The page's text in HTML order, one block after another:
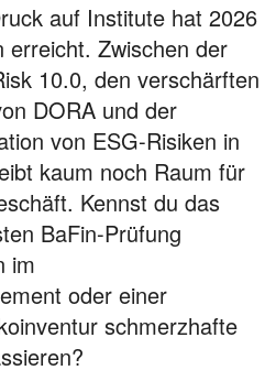
auf Institute hat 2026
erreicht. Zwischen der
10.0, den verschärften
DORA und der
von ESG-Risiken in
kaum noch Raum für
Kennst du das
BaFin-Prüfung
im
oder einer
schmerzhafte